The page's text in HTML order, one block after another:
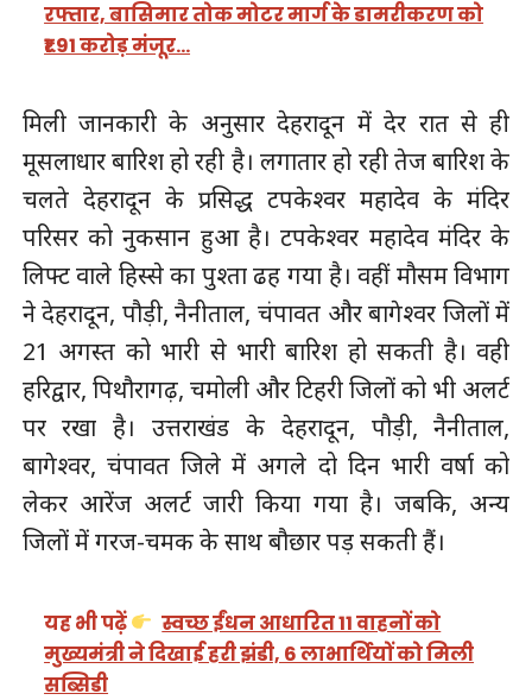
रफ्तार, बासिमार तोक मोटर मार्ग के डामरीकरण को
₹1.91 करोड़ मंजूर…
मिली जानकारी के अनुसार देहरादून में देर रात से ही
मूसलाधार बारिश हो रही है। लगातार हो रही तेज बारिश के
चलते देहरादून के प्रसिद्ध टपकेश्वर महादेव के मंदिर
परिसर को नुकसान हुआ है। टपकेश्वर महादेव मंदिर के
लिफ्ट वाले हिस्से का पुश्ता ढह गया है। वहीं मौसम विभाग
ने देहरादून, पौड़ी, नैनीताल, चंपावत और बागेश्वर जिलों में
21 अगस्त को भारी से भारी बारिश हो सकती है। वही
हरिद्वार, पिथौरागढ़, चमोली और टिहरी जिलों को भी अलर्ट
पर रखा है। उत्तराखंड के देहरादून, पौड़ी, नैनीताल,
बागेश्वर, चंपावत जिले में अगले दो दिन भारी वर्षा को
लेकर आरेंज अलर्ट जारी किया गया है। जबकि, अन्य
जिलों में गरज-चमक के साथ बौछार पड़ सकती हैं।
यह भी पढ़ें
स्वच्छ ईंधन आधारित 11 वाहनों को
मुख्यमंत्री ने दिखाई हरी झंडी, 6 लाभार्थियों को मिली
सब्सिडी